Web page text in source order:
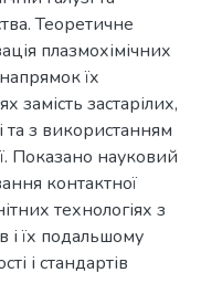
Теоретичне
плазмохімічних
їх
замість застарілих,
та з використанням
Показано науковий
контактної
технологіях з
і їх подальшому
і стандартів